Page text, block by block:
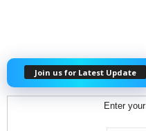
Join us for Latest Update
Enter